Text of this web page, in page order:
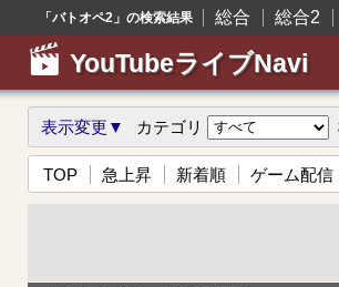
「バトオペ2」の検索結果 総合 総合2
YouTubeライブNavi
表示変更▼ カテゴリ
TOP 急上昇 新着順 ゲーム配信